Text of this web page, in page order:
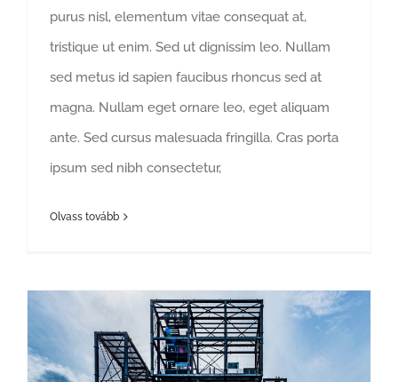
purus nisl, elementum vitae consequat at,
tristique ut enim. Sed ut dignissim leo. Nullam
sed metus id sapien faucibus rhoncus sed at
magna. Nullam eget ornare leo, eget aliquam
ante. Sed cursus malesuada fringilla. Cras porta
ipsum sed nibh consectetur,
Olvass tovább